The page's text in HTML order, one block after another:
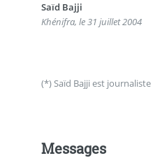
Saïd Bajji
Khénifra, le 31 juillet 2004
(*) Saïd Bajji est journaliste
Messages